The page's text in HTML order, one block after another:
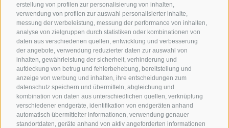
erstellung von profilen zur personalisierung von inhalten,
verwendung von profilen zur auswahl personalisierter inhalte,
messung der werbeleistung, messung der performance von inhalten,
analyse von zielgruppen durch statistiken oder kombinationen von
daten aus verschiedenen quellen, entwicklung und verbesserung
der angebote, verwendung reduzierter daten zur auswahl von
inhalten, gewährleistung der sicherheit, verhinderung und
aufdeckung von betrug und fehlerbehebung, bereitstellung und
anzeige von werbung und inhalten, ihre entscheidungen zum
datenschutz speichern und übermitteln, abgleichung und
kombination von daten aus unterschiedlichen quellen, verknüpfung
verschiedener endgeräte, identifikation von endgeräten anhand
automatisch übermittelter informationen, verwendung genauer
standortdaten, geräte anhand von aktiv angeforderten informationen